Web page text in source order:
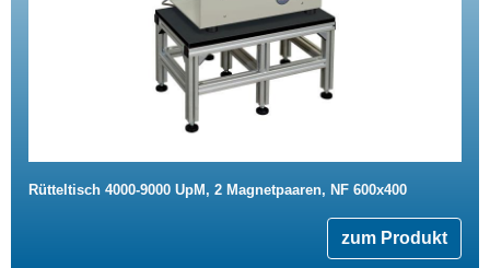
Rütteltisch 4000-9000 UpM, 2 Magnetpaaren, NF 600x400
zum Produkt